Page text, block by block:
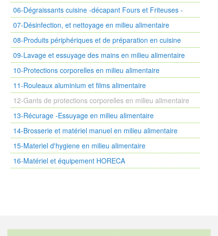
06-Dégraissants cuisine -décapant Fours et Friteuses -
07-Désinfection, et nettoyage en milieu alimentaire
08-Produits périphériques et de préparation en cuisine
09-Lavage et essuyage des mains en milieu alimentaire
10-Protections corporelles en milieu alimentaire
11-Rouleaux aluminium et films alimentaire
12-Gants de protections corporelles en milieu alimentaire
13-Récurage -Essuyage en milieu alimentaire
14-Brosserie et matériel manuel en milieu alimentaire
15-Materiel d'hygiene en milieu alimentaire
16-Matériel et équipement HORECA